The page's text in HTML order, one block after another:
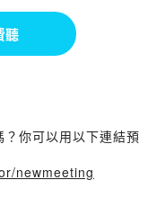
聽
你可以用以下連結預
newmeeting